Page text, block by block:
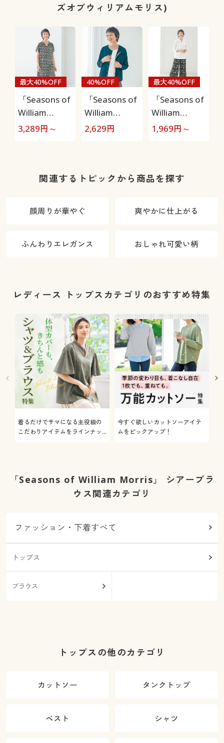
ズオブウィリアムモリス)
「Seasons of
William
Morris」 レー
最大40%OFF
3,289円～
「Seasons of
William
Morris」 楊柳
40%OFF
2,629円
「Seasons of
William
Morris」 プリ
最大40%OFF
1,969円～
関連するトピックから商品を探す
顔周りが華やぐ 爽やかに仕上がる
ふんわりエレガンス おしゃれ可愛い柄
レディース トップスカテゴリのおすすめ特集
着るだけでサマになる主役級の
こだわりアイテムをラインナッ
今すぐ欲しいカットソーアイテ
ムをピックアップ！
「Seasons of William Morris」 シアーブラ
ウス関連カテゴリ
ファッション・下着すべて
トップス
ブラウス
トップスの他のカテゴリ
カットソー タンクトップ
ベスト シャツ